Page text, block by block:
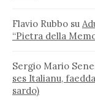
Flavio Rubbo su
“Pietra della
Sergio Mario
ses Italianu,
sardo)